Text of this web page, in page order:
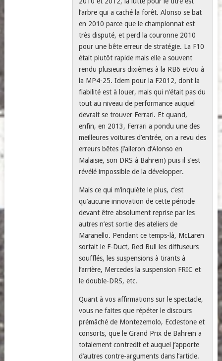
l’arbre qui a caché la forêt. Alonso se bat
en 2010 parce que le championnat est
très disputé, et perd la couronne 2010
pour une bête erreur de stratégie. La F10
était plutôt rapide mais elle a souvent
rendu plusieurs dixièmes à la RB6 et/ou à
la MP4-25. Idem pour la F2012, dont la
fiabilité est à louer, mais qui n’était pas du
tout au niveau de performance auquel
devrait se trouver Ferrari. Et quand,
enfin, en 2013, Ferrari a pondu une des
meilleures voitures d’entrée, on a revu des
erreurs bêtes (l’aileron d’Alonso en
Malaisie, son DRS à Bahreïn) puis il s’est
révélé impossible de la développer.
Mais ce qui m’inquiète le plus, c’est
qu’aucune innovation de cette période
devant être absolument reprise par les
autres n’est sortie des ateliers de
Maranello. Pendant ce temps-là, McLaren
sortait le F-Duct, Red Bull les diffuseurs
soufflés, les suspensions à tirants à
l’arrière, Mercedes la suspension FRIC et
le double-DRS, etc.
Quant à vos affirmations sur le spectacle,
vous ne faites que répéter le discours
prémâché de Montezemolo, Ecclestone et
consorts, que le Grand Prix de Bahreïn a
totalement contredit et auquel j’apporte
d’autres contre-arguments dans l’article.